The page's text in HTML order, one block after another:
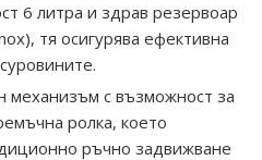
6 литра и здрав резервоар
тя осигурява ефективна
с възможност за
ролка, което
ръчно задвижване